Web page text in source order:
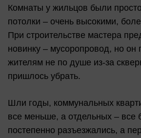
Комнаты у жильцов были
потолки – очень высокими,
При строительстве мастера
новинку – мусоропровод, но он
жителям не по душе из-за
пришлось убрать.
Шли годы, коммунальных
все меньше, а отдельных –
постепенно разъезжались, а